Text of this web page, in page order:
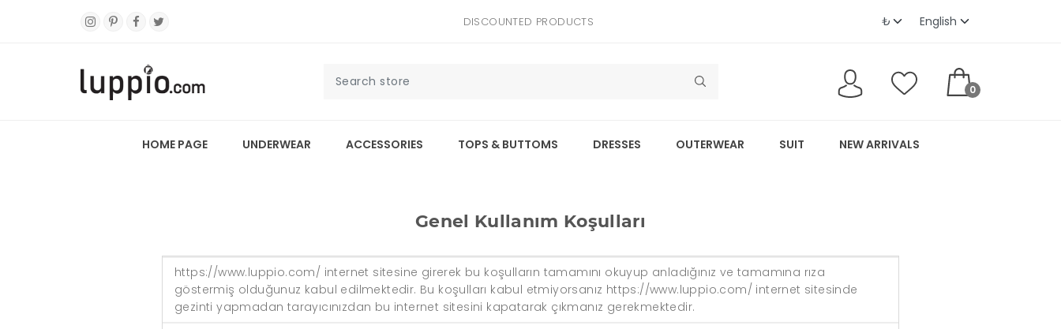
DISCOUNTED PRODUCTS
0
HOME PAGE UNDERWEAR ACCESSORIES TOPS & BUTTOMS DRESSES OUTERWEAR SUIT NEW ARRIVALS
Genel Kullanım Koşulları
https://www.luppio.com/ internet sitesine girerek bu koşulların tamamını okuyup anladığınız ve tamamına rıza
göstermiş olduğunuz kabul edilmektedir. Bu koşulları kabul etmiyorsanız https://www.luppio.com/ internet sitesinde
gezinti yapmadan tarayıcınızdan bu internet sitesini kapatarak çıkmanız gerekmektedir.